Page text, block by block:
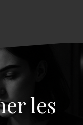
les